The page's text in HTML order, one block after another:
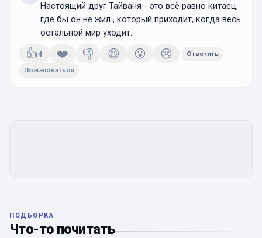
Настоящий друг Тайваня - это всё равно китаец,
где бы он не жил , который приходит, когда весь
остальной мир уходит.
👍4 ❤️ 👎 😄 😮 😢 Ответить
Пожаловаться
ПОДБОРКА
Что-то почитать